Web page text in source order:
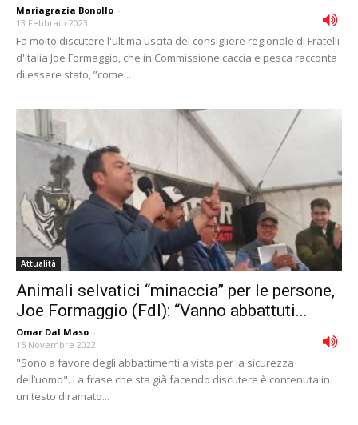
Mariagrazia Bonollo -
13 Febbraio 2023
Fa molto discutere l'ultima uscita del consigliere regionale di Fratelli
d'Italia Joe Formaggio, che in Commissione caccia e pesca racconta
di essere stato, ”come...
Attualità
Animali selvatici “minaccia” per le persone,
Joe Formaggio (FdI): “Vanno abbattuti...
Omar Dal Maso -
15 Novembre 2022
"Sono a favore degli abbattimenti a vista per la sicurezza
dell’uomo". La frase che sta già facendo discutere è contenuta in
un testo diramato...